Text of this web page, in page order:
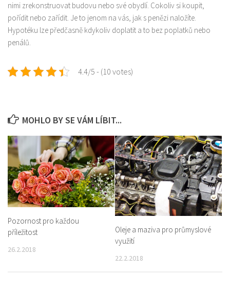
nimi zrekonstruovat budovu nebo své obydlí. Cokoliv si koupit,
pořídit nebo zařídit. Je to jenom na vás, jak s penězi naložíte.
Hypotéku lze předčasně kdykoliv doplatit a to bez poplatků nebo
penálů.
4.4/5 - (10 votes)
MOHLO BY SE VÁM LÍBIT...
Pozornost pro každou
příležitost
26.2.2018
Oleje a maziva pro průmyslové
využití
22.2.2018